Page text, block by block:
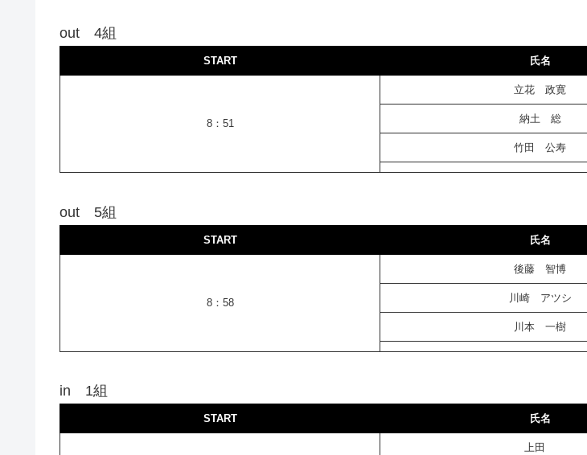
out 4組
START 氏名
8：51
立花 政寛
納土 総
竹田 公寿
out 5組
START 氏名
8：58
後藤 智博
川崎 アツシ
川本 一樹
in 1組
START 氏名
上田